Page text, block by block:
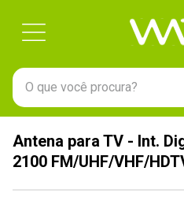
O que você procura?
Antena para TV - Int.
2100 FM/UHF/VHF/
1º